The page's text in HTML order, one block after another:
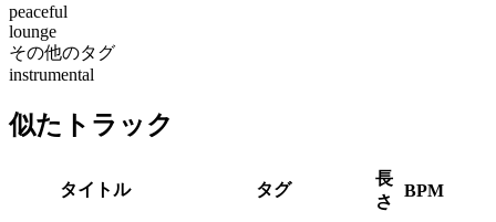
peaceful
lounge
その他のタグ
instrumental
似たトラック
タイトル タグ
長
さ
BPM